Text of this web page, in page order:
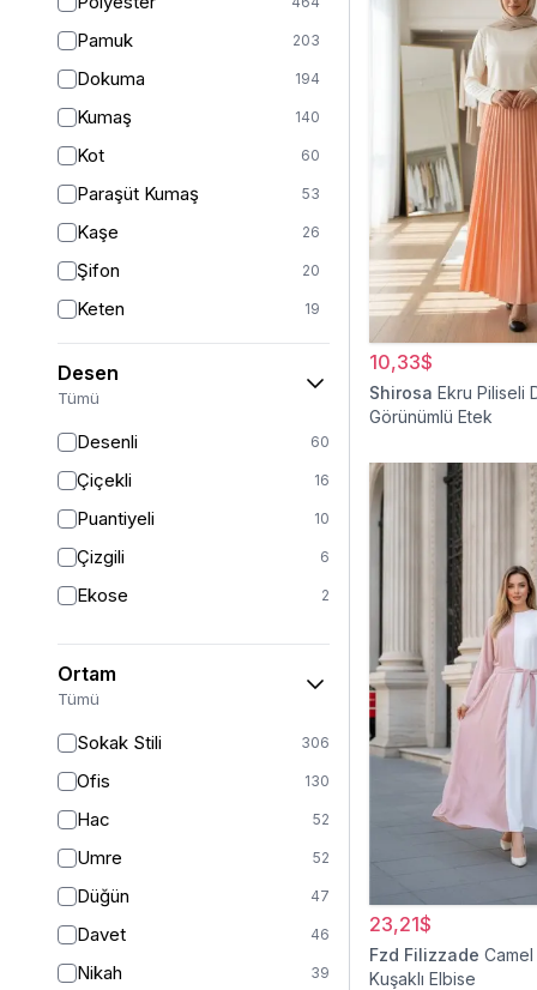
Pamuk 203
Dokuma 194
Kumaş 140
Kot 60
Paraşüt Kumaş 53
Kaşe 26
Şifon 20
Keten 19
Saten 15
Krep 14
Peluş 2
Jarse
Kadife
Süet
Sandy
Desen
Tümü
Desenli 60
Çiçekli 16
Puantiyeli 10
Çizgili 6
Ekose 2
Ortam
Tümü
Sokak Stili 306
Ofis 130
Hac 52
Umre 52
Düğün 47
Davet 46
Nikah 39
10,33$
Shirosa Ekru Piliseli
Görünümlü Etek
23,21$
Fzd Filizzade Camel
Kuşaklı Elbise